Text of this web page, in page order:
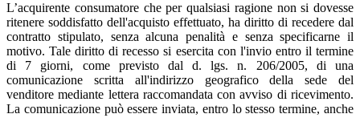
L’acquirente consumatore che per qualsiasi ragione non si dovesse
ritenere soddisfatto dell'acquisto effettuato, ha diritto di recedere dal
contratto stipulato, senza alcuna penalità e senza specificarne il
motivo. Tale diritto di recesso si esercita con l'invio entro il termine
di 7 giorni, come previsto dal d. lgs. n. 206/2005, di una
comunicazione scritta all'indirizzo geografico della sede del
venditore mediante lettera raccomandata con avviso di ricevimento.
La comunicazione può essere inviata, entro lo stesso termine, anche